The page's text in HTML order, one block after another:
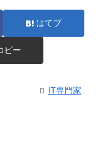
はてブ
ピー
IT専門家